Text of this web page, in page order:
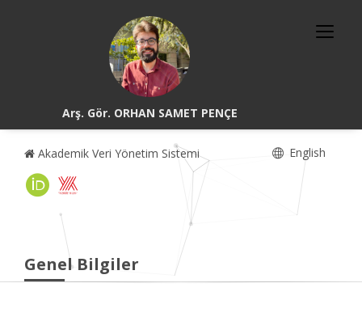
Arş. Gör. ORHAN SAMET PENÇE
Akademik Veri Yönetim Sistemi English
Genel Bilgiler